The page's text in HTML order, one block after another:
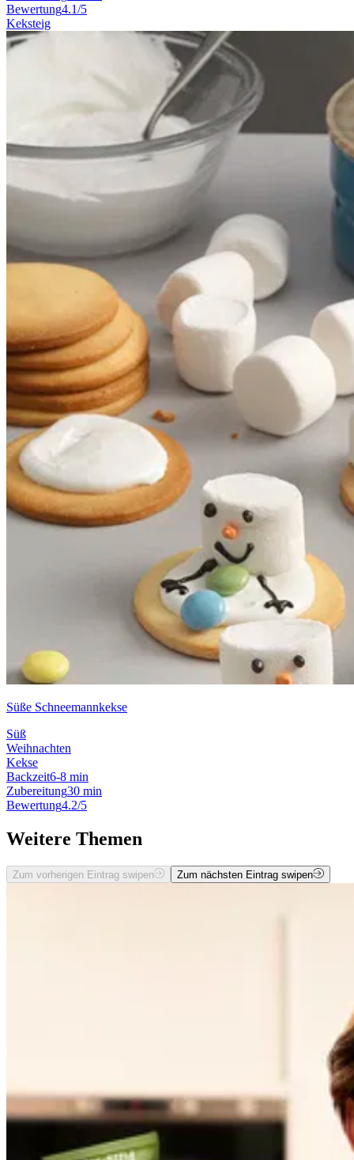
Bewertung4.1/5
Keksteig
Süße Schneemannkekse
Süß
Weihnachten
Kekse
Backzeit6-8 min
Zubereitung30 min
Bewertung4.2/5
Weitere Themen
Zum vorherigen Eintrag swipen Zum nächsten Eintrag swipen